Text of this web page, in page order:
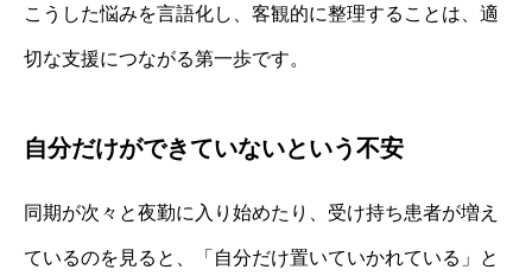
こうした悩みを言語化し、客観的に整理することは、適
切な支援につながる第一歩です。
自分だけができていないという不安
同期が次々と夜勤に入り始めたり、受け持ち患者が増え
ているのを見ると、「自分だけ置いていかれている」と